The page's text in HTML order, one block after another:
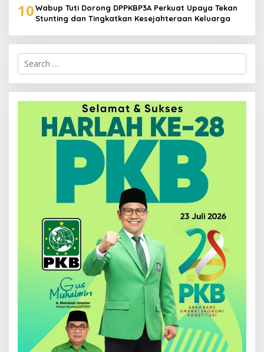
10Wabup Tuti Dorong DPPKBP3A Perkuat Upaya Tekan
Stunting dan Tingkatkan Kesejahteraan Keluarga
Search
for: